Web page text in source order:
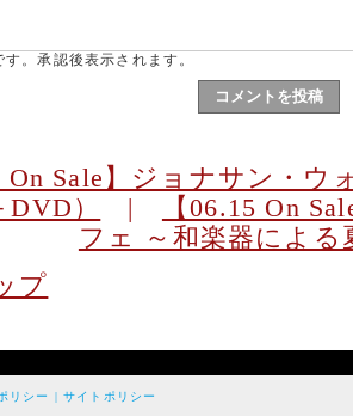
。承認後表示されます。
On Sale】ジョナサン・
DVD）
|
【06.15 On
フェ ～和楽器による
プ
リシー |サイトポリシー